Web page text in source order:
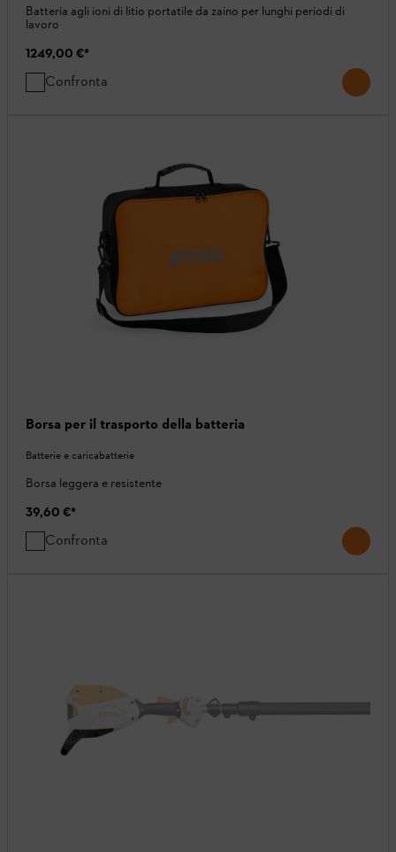
Batteria agli ioni di litio portatile da zaino per lunghi periodi di
lavoro
1249,00 €*
Confronta
Borsa per il trasporto della batteria
Batterie e caricabatterie
Borsa leggera e resistente
39,60 €*
Confronta